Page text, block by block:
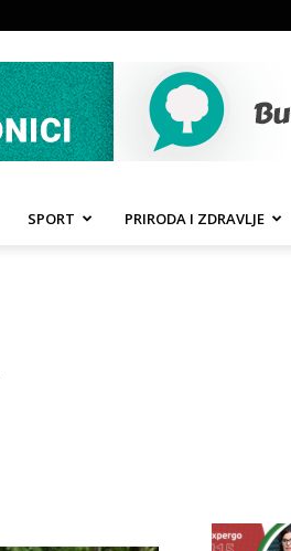
SPORT PRIRODA I ZDRAVLJE